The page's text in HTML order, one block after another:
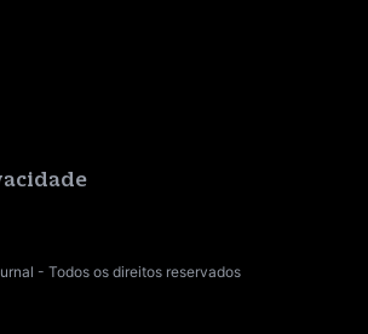
- Todos os direitos reservados